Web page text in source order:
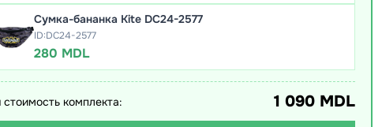
Сумка-бананка Kite DC24-2577
ID:DC24-2577
280 MDL
комплекта: 1 090 MDL